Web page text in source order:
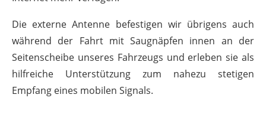
Die externe Antenne befestigen wir übrigens auch
während der Fahrt mit Saugnäpfen innen an der
Seitenscheibe unseres Fahrzeugs und erleben sie als
hilfreiche Unterstützung zum nahezu stetigen
Empfang eines mobilen Signals.